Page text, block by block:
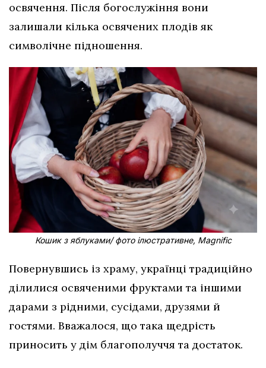
освячення. Після богослужіння вони
залишали кілька освячених плодів як
символічне підношення.
Кошик з яблуками/ фото ілюстративне, Magnific
Повернувшись із храму, українці традиційно
ділилися освяченими фруктами та іншими
дарами з рідними, сусідами, друзями й
гостями. Вважалося, що така щедрість
приносить у дім благополуччя та достаток.